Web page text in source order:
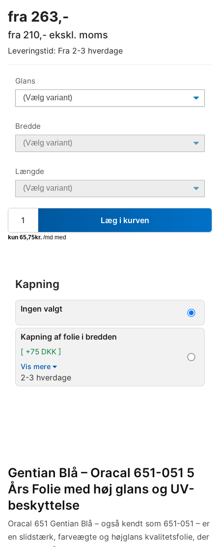
fra 263,-
fra 210,- ekskl. moms
Leveringstid: Fra 2-3 hverdage
Glans
Bredde
Længde
Læg i kurven
Kapning
Ingen valgt
Kapning af folie i bredden
[ +75 DKK ]
Vis mere
2-3 hverdage
Gentian Blå – Oracal 651-051 5
Års Folie med høj glans og UV-
beskyttelse
Oracal 651 Gentian Blå – også kendt som 651-051 – er
en slidstærk, farveægte og højglans kvalitetsfolie, der